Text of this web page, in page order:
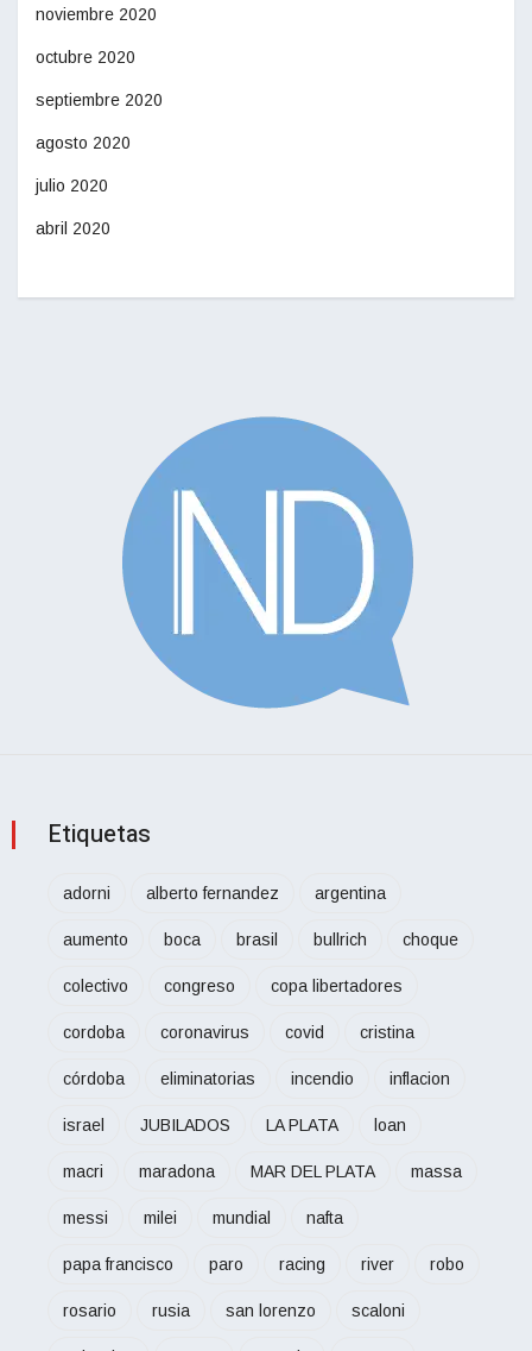
noviembre 2020
octubre 2020
septiembre 2020
agosto 2020
julio 2020
abril 2020
Etiquetas
adorni alberto fernandez argentina
aumento boca brasil bullrich choque
colectivo congreso copa libertadores
cordoba coronavirus covid cristina
córdoba eliminatorias incendio inflacion
israel JUBILADOS LA PLATA loan
macri maradona MAR DEL PLATA massa
messi milei mundial nafta
papa francisco paro racing river robo
rosario rusia san lorenzo scaloni